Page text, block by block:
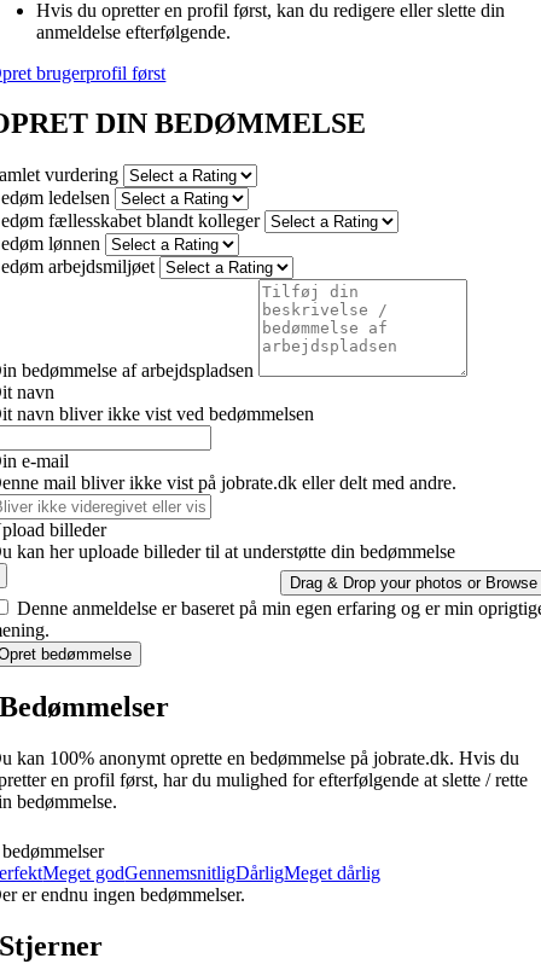
Hvis du opretter en profil først, kan du redigere eller slette din
anmeldelse efterfølgende.
brugerprofil først
DIN BEDØMMELSE
vurdering
ledelsen
fællesskabet blandt kolleger
lønnen
arbejdsmiljøet
bedømmelse af arbejdspladsen
navn
navn bliver ikke vist ved bedømmelsen
e-mail
mail bliver ikke vist på jobrate.dk eller delt med andre.
billeder
kan her uploade billeder til at understøtte din bedømmelse
Drag & Drop your photos or Browse
Denne anmeldelse er baseret på min egen erfaring og er min
bedømmelse
Bedømmelser
kan 100% anonymt oprette en bedømmelse på jobrate.dk. Hvis du
en profil først, har du mulighed for efterfølgende at slette / rette
bedømmelse.
Meget godGennemsnitligDårligMeget dårlig
er endnu ingen bedømmelser.
Stjerner